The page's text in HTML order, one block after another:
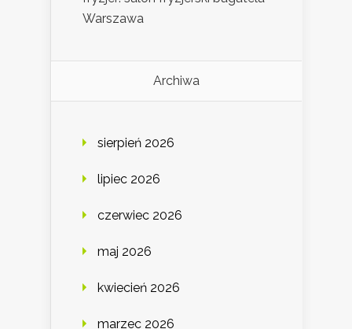
Warszawa
Archiwa
sierpień 2026
lipiec 2026
czerwiec 2026
maj 2026
kwiecień 2026
marzec 2026